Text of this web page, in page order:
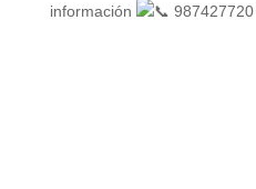
información
987427720